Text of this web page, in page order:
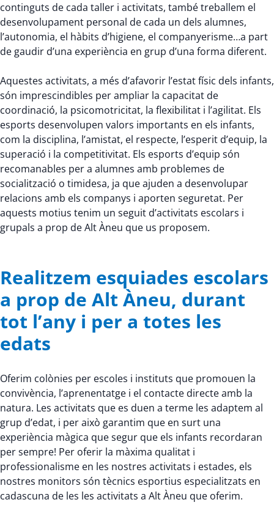
continguts de cada taller i activitats, també treballem el
desenvolupament personal de cada un dels alumnes,
l’autonomia, el hàbits d’higiene, el companyerisme…a part
de gaudir d’una experiència en grup d’una forma diferent.
Aquestes activitats, a més d’afavorir l’estat físic dels infants,
són imprescindibles per ampliar la capacitat de
coordinació, la psicomotricitat, la flexibilitat i l’agilitat. Els
esports desenvolupen valors importants en els infants,
com la disciplina, l’amistat, el respecte, l’esperit d’equip, la
superació i la competitivitat. Els esports d’equip són
recomanables per a alumnes amb problemes de
socialització o timidesa, ja que ajuden a desenvolupar
relacions amb els companys i aporten seguretat. Per
aquests motius tenim un seguit d’activitats escolars i
grupals a prop de Alt Àneu que us proposem.
Realitzem esquiades escolars
a prop de Alt Àneu, durant
tot l’any i per a totes les
edats
Oferim colònies per escoles i instituts que promouen la
convivència, l’aprenentatge i el contacte directe amb la
natura. Les activitats que es duen a terme les adaptem al
grup d’edat, i per això garantim que en surt una
experiència màgica que segur que els infants recordaran
per sempre! Per oferir la màxima qualitat i
professionalisme en les nostres activitats i estades, els
nostres monitors són tècnics esportius especialitzats en
cadascuna de les les activitats a Alt Àneu que oferim.